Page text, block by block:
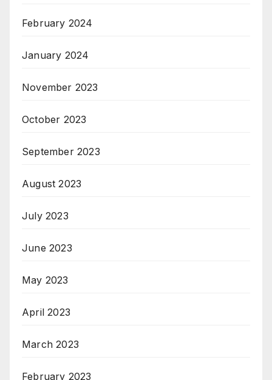
February 2024
January 2024
November 2023
October 2023
September 2023
August 2023
July 2023
June 2023
May 2023
April 2023
March 2023
February 2023